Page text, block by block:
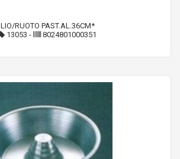
LIO/RUOTO PAST.AL.36CM*
13053 - 8024801000351